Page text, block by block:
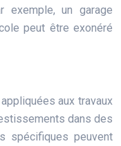
exemple, un garage
peut être exonéré
aux travaux
dans des
spécifiques peuvent